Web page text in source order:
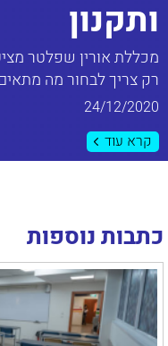
ותקנון
מכללת אורין שפלטר
רק צריך לבחור מה
24/12/2020
קרא עוד
כתבות נוספות